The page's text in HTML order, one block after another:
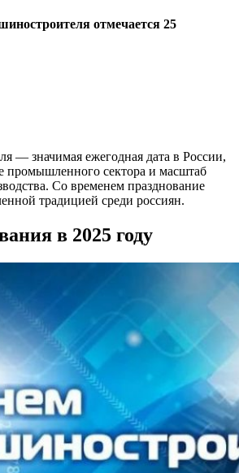
отмечается 25
— значимая ежегодная дата в России,
промышленного сектора и масштаб
Со временем празднование
традицией среди россиян.
в 2025 году